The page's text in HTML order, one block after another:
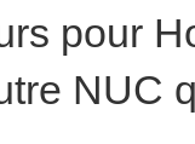
pour
NUC